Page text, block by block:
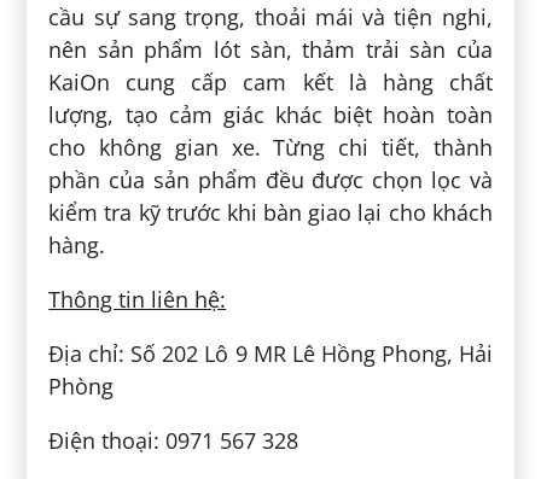
cầu sự sang trọng, thoải mái và tiện nghi,
nên sản phẩm lót sàn, thảm trải sàn của
KaiOn cung cấp cam kết là hàng chất
lượng, tạo cảm giác khác biệt hoàn toàn
cho không gian xe. Từng chi tiết, thành
phần của sản phẩm đều được chọn lọc và
kiểm tra kỹ trước khi bàn giao lại cho khách
hàng.
Thông tin liên hệ:
Địa chỉ: Số 202 Lô 9 MR Lê Hồng Phong, Hải
Phòng
Điện thoại: 0971 567 328